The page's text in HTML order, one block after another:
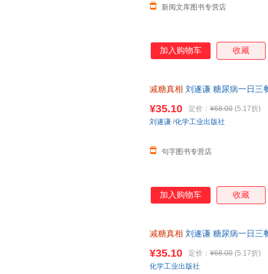
新阅文库图书专营店
加入购物车 收藏
减糖真相 刘遂谦 糖尿病一日三
¥35.10 定价： ¥68.00 (5.17折)
句字图书专营店
刘遂谦 /化学工业出版社
加入购物车 收藏
减糖真相 刘遂谦 糖尿病一日三
¥35.10 定价： ¥68.00 (5.17折)
化学工业出版社